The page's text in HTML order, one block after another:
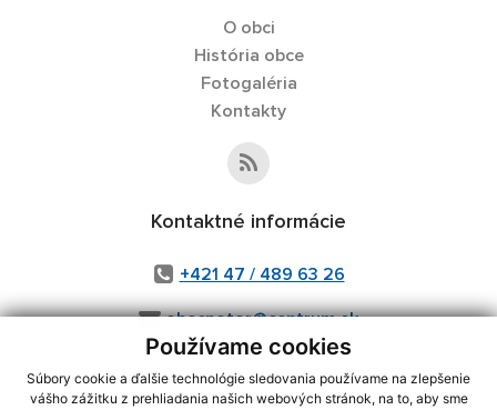
Používame cookies
Súbory cookie a ďalšie technológie sledovania používame na zlepšenie
vášho zážitku z prehliadania našich webových stránok, na to, aby sme
O obci
História obce
Fotogaléria
Kontakty
Kontaktné informácie
+421 47 / 489 63 26
obecpotor@centrum.sk